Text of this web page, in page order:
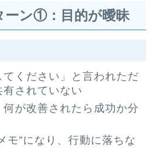
ーン①：目的が曖昧
てください」と言われただ
されていない
が改善されたら成功か分
モ”になり、行動に落ちな